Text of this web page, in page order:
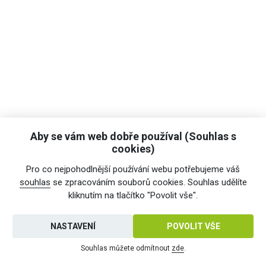
Aby se vám web dobře používal (Souhlas s
cookies)
Pro co nejpohodlnější používání webu potřebujeme váš
souhlas se zpracováním souborů cookies. Souhlas udělíte
kliknutím na tlačítko "Povolit vše".
POVOLIT VŠE
NASTAVENÍ
Souhlas můžete odmítnout zde.